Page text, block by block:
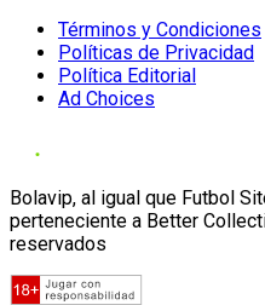
Términos y Condiciones
Políticas de Privacidad
Política Editorial
Ad Choices
Bolavip, al igual que Futbol
perteneciente a Better
reservados